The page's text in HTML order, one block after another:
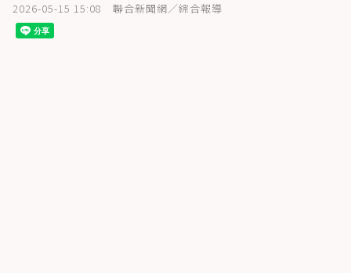
2026-05-15 15:08 聯合新聞網／綜合報導